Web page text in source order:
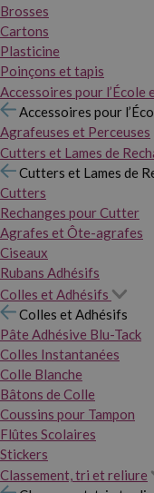
Brosses
Cartons
Plasticine
Poinçons et tapis
Accessoires pour l’École
Accessoires pour
Agrafeuses et Perceuses
Cutters et Lames de
Cutters et Lames de
Cutters
Rechanges pour Cutter
Agrafes et Ôte-agrafes
Ciseaux
Rubans Adhésifs
Colles et Adhésifs
Colles et Adhésifs
Pâte Adhésive Blu-Tack
Colles Instantanées
Colle Blanche
Bâtons de Colle
Coussins pour Tampon
Flûtes Scolaires
Stickers
Classement, tri et reliure